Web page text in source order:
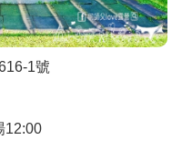
1號
12:00